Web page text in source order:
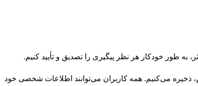
به طور خودکار هر نظر پیگیری را تصدیق و تأیید کنیم.
ذخیره می‌کنیم. همه کاربران می‌توانند اطلاعات شخصی خود